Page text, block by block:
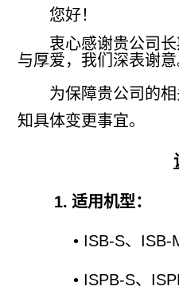
您好！
衷心感谢贵公司
与厚爱，我们深表谢意
为保障贵公司的
知具体变更事宜。
1. 适用机型：
• ISB-S、ISB-
• ISPB-S、